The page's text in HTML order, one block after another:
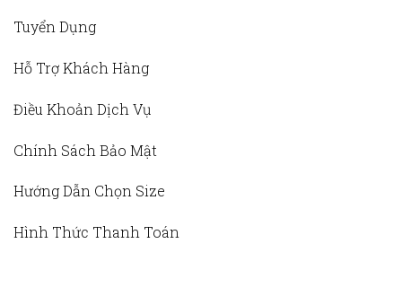
Tuyển Dụng
Hỗ Trợ Khách Hàng
Điều Khoản Dịch Vụ
Chính Sách Bảo Mật
Hướng Dẫn Chọn Size
Hình Thức Thanh Toán